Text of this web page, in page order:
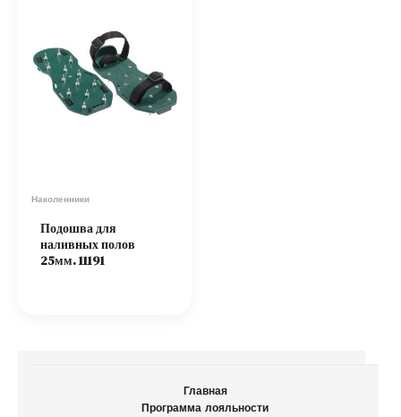
Наколенники
Подошва для
наливных полов
25мм. 11191
Главная
Программа лояльности